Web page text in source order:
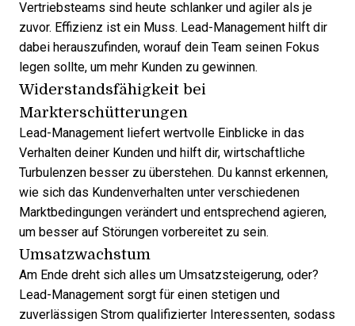
Vertriebsteams sind heute schlanker und agiler als je
zuvor. Effizienz ist ein Muss. Lead-Management hilft dir
dabei herauszufinden, worauf dein Team seinen Fokus
legen sollte, um mehr Kunden zu gewinnen.
Widerstandsfähigkeit bei
Markterschütterungen
Lead-Management liefert wertvolle Einblicke in das
Verhalten deiner Kunden und hilft dir, wirtschaftliche
Turbulenzen besser zu überstehen. Du kannst erkennen,
wie sich das Kundenverhalten unter verschiedenen
Marktbedingungen verändert und entsprechend agieren,
um besser auf Störungen vorbereitet zu sein.
Umsatzwachstum
Am Ende dreht sich alles um Umsatzsteigerung, oder?
Lead-Management sorgt für einen stetigen und
zuverlässigen Strom qualifizierter Interessenten, sodass